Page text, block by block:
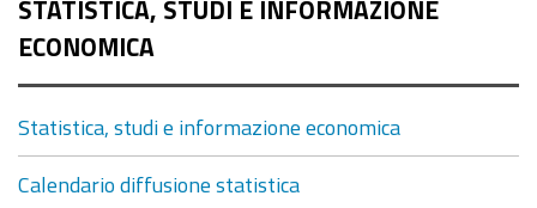
STATISTICA, STUDI E INFORMAZIONE
ECONOMICA
Statistica, studi e informazione economica
Calendario diffusione statistica